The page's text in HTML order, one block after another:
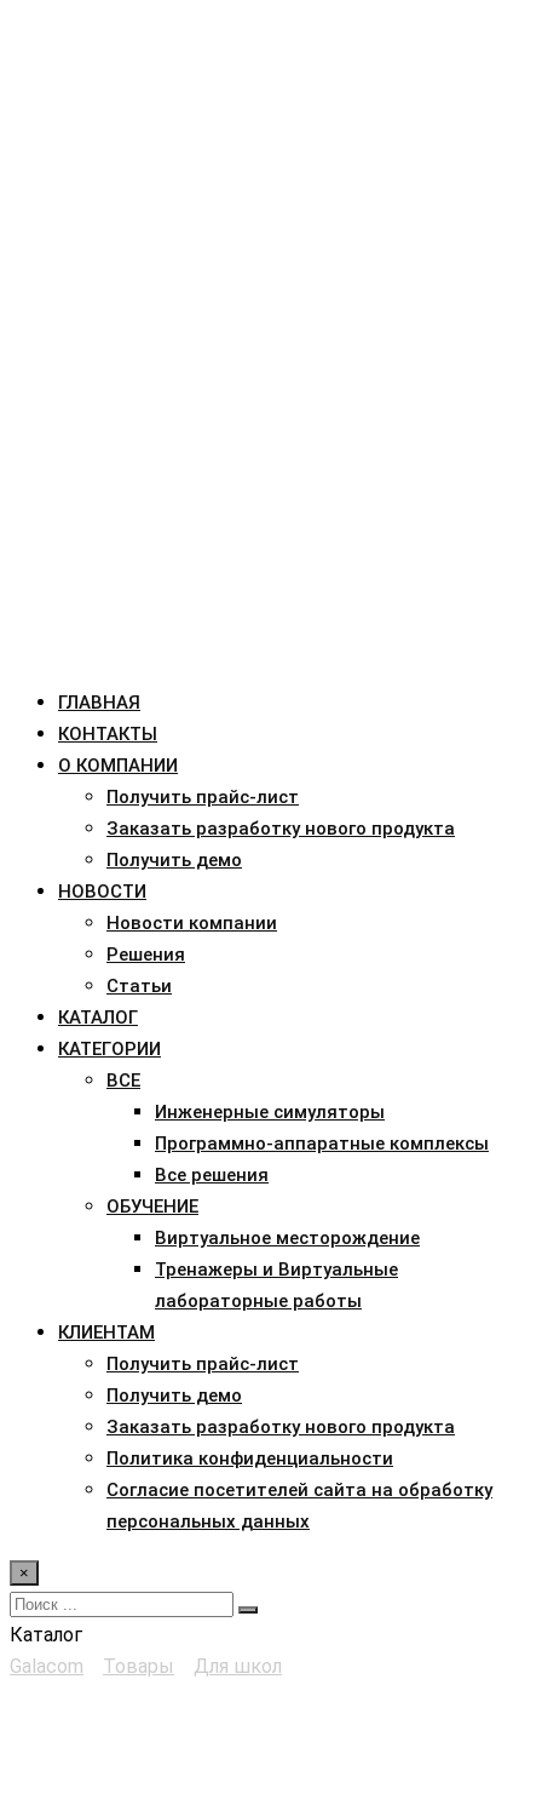
ГЛАВНАЯ
КОНТАКТЫ
О КОМПАНИИ
Получить прайс-лист
Заказать разработку нового продукта
Получить демо
НОВОСТИ
Новости компании
Решения
Статьи
КАТАЛОГ
КАТЕГОРИИ
ВСЕ
Инженерные симуляторы
Программно-аппаратные комплексы
Все решения
ОБУЧЕНИЕ
Виртуальное месторождение
Тренажеры и Виртуальные
лабораторные работы
КЛИЕНТАМ
Получить прайс-лист
Получить демо
Заказать разработку нового продукта
Политика конфиденциальности
Согласие посетителей сайта на обработку
персональных данных
×
Каталог
Galacom
Товары Для школ